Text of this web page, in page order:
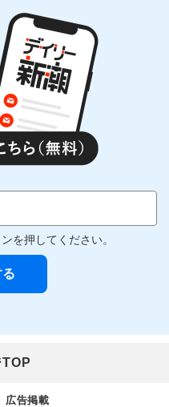
を押してください。
広告掲載